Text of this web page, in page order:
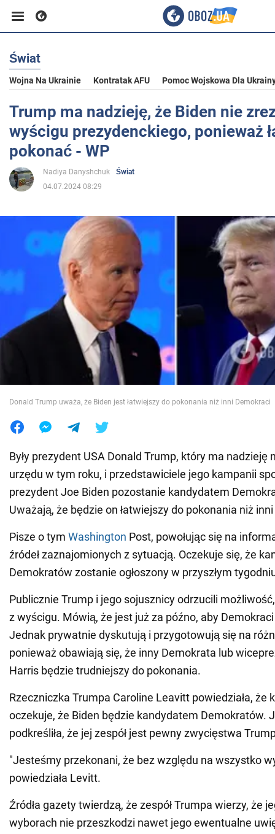
Biznes
Sport
Rozrywka
Życie
Społeczeństwo
Wojna na Ukrainie
Jedzenie
Świat
Wojna Na Ukrainie Kontratak AFU Pomoc Wojskowa Dla
Trump ma nadzieję, że Biden nie
wyścigu prezydenckiego, ponieważ
pokonać - WP
Nadiya Danyshchuk
Świat
04.07.2024 08:29
Donald Trump uważa, że Biden jest łatwiejszy do pokonania niż inni Demokraci
Były prezydent USA Donald Trump, który ma nadzieję
urzędu w tym roku, i przedstawiciele jego kampanii
prezydent Joe Biden pozostanie kandydatem
Uważają, że będzie on łatwiejszy do pokonania niż
Pisze o tym Washington Post, powołując się na
źródeł zaznajomionych z sytuacją. Oczekuje się, że
Demokratów zostanie ogłoszony w przyszłym
Publicznie Trump i jego sojusznicy odrzucili
z wyścigu. Mówią, że jest już za późno, aby
Jednak prywatnie dyskutują i przygotowują się na
ponieważ obawiają się, że inny Demokrata lub
Harris będzie trudniejszy do pokonania.
Rzeczniczka Trumpa Caroline Leavitt powiedziała, że
oczekuje, że Biden będzie kandydatem Demokratów.
podkreśliła, że jej zespół jest pewny zwycięstwa
"Jesteśmy przekonani, że bez względu na wszystko
powiedziała Levitt.
Źródła gazety twierdzą, że zespół Trumpa wierzy, że
wyborach nie przeszkodzi nawet jego ewentualne